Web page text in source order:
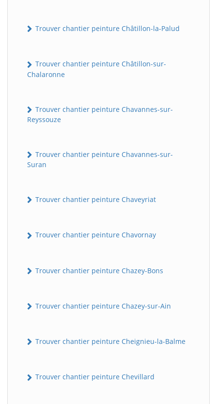
Trouver chantier peinture Châtillon-la-Palud
Trouver chantier peinture Châtillon-sur-
Chalaronne
Trouver chantier peinture Chavannes-sur-
Reyssouze
Trouver chantier peinture Chavannes-sur-
Suran
Trouver chantier peinture Chaveyriat
Trouver chantier peinture Chavornay
Trouver chantier peinture Chazey-Bons
Trouver chantier peinture Chazey-sur-Ain
Trouver chantier peinture Cheignieu-la-Balme
Trouver chantier peinture Chevillard